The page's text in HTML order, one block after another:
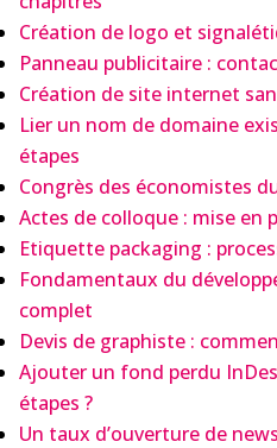
Création de logo et
Panneau publicitaire :
Création de site internet
Lier un nom de domaine
étapes
Congrès des économistes
Actes de colloque : mise en
Etiquette packaging :
Fondamentaux du
complet
Devis de graphiste :
Ajouter un fond perdu
étapes ?
Un taux d’ouverture de